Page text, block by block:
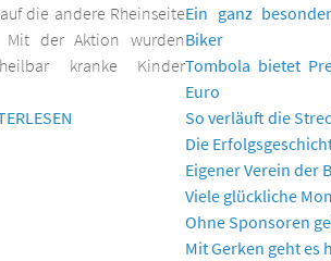
die andere Rheinseite
Mit der Aktion wurden
kranke Kinder
Ein ganz
Biker
Tombola bietet
Euro
So verläuft die
Die
Eigener Verein der
Viele glückliche
Ohne Sponsoren
Mit Gerken geht es